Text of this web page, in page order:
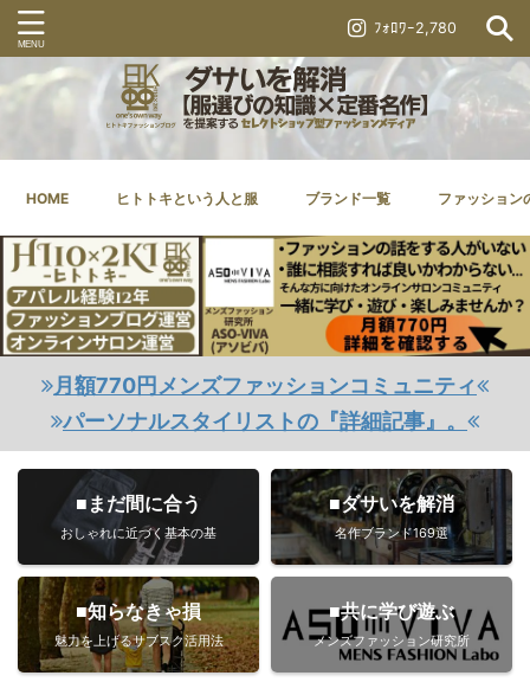
ﾌｫﾛﾜｰ2,780
HOME ヒトトキという人と服 ブランド一覧 ファッション
月額770円メンズファッションコミュニティ
パーソナルスタイリストの『詳細記事』。
■まだ間に合う
おしゃれに近づく基本の基
■ダサいを解消
名作ブランド169選
■知らなきゃ損
魅力を上げるサブスク活用法
■共に学び遊ぶ
メンズファッション研究所